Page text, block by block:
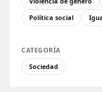
Política social
CATEGORÍA
Sociedad